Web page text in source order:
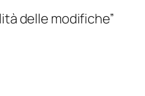
delle modifiche”